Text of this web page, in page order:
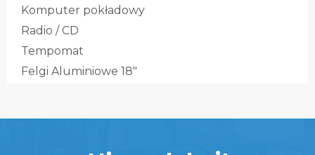
Komputer pokładowy
Radio / CD
Tempomat
Felgi Aluminiowe 18″